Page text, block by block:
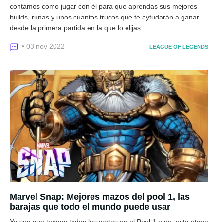
contamos como jugar con él para que aprendas sus mejores
builds, runas y unos cuantos trucos que te aytudarán a ganar
desde la primera partida en la que lo elijas.
• 03 nov 2022 LEAGUE OF LEGENDS
Marvel Snap: Mejores mazos del pool 1, las
barajas que todo el mundo puede usar